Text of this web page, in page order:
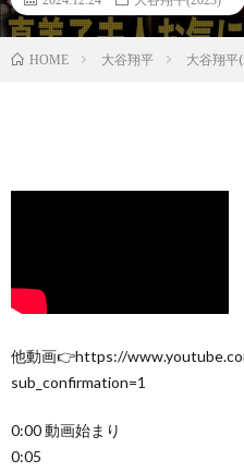
HOME 大谷翔平 大谷翔平
他動画👉https://
sub_confirmation=1
0:00 動画始まり
0:05